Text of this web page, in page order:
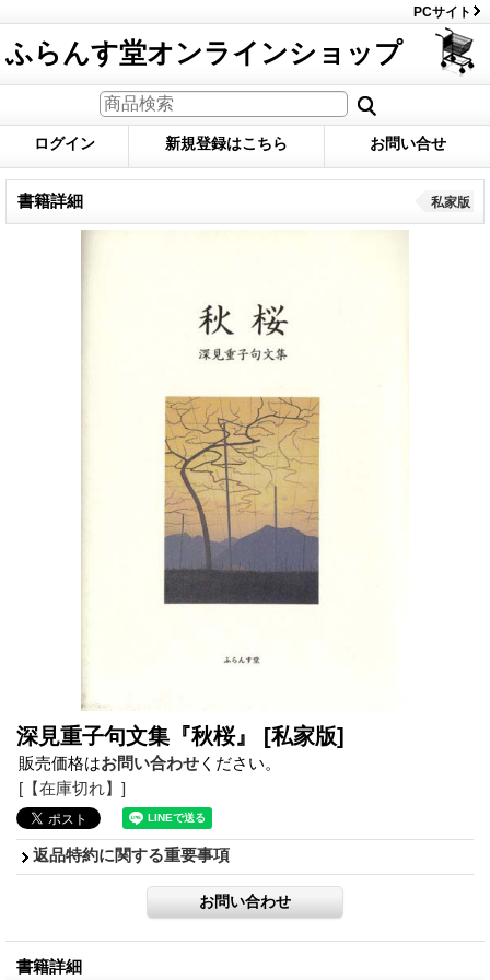
PCサイト
ふらんす堂オンラインショップ
ログイン 新規登録はこちら お問い合せ
書籍詳細 私家版
深見重子句文集『秋桜』 [私家版]
販売価格はお問い合わせ ください。
[【在庫切れ】]
返品特約に関する重要事項
書籍詳細